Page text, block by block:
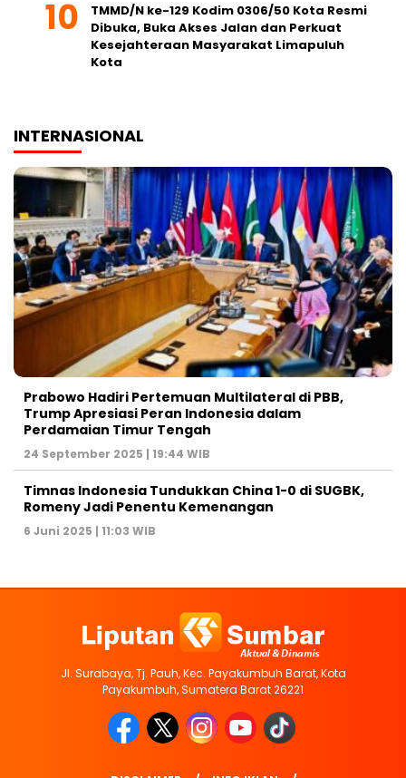
TMMD/N ke-129 Kodim 0306/50 Kota Resmi
Dibuka, Buka Akses Jalan dan Perkuat
Kesejahteraan Masyarakat Limapuluh
Kota
INTERNASIONAL
Prabowo Hadiri Pertemuan Multilateral di PBB,
Trump Apresiasi Peran Indonesia dalam
Perdamaian Timur Tengah
24 September 2025 | 19:44 WIB
Timnas Indonesia Tundukkan China 1-0 di SUGBK,
Romeny Jadi Penentu Kemenangan
6 Juni 2025 | 11:03 WIB
Jl. Surabaya, Tj. Pauh, Kec. Payakumbuh Barat, Kota
Payakumbuh, Sumatera Barat 26221